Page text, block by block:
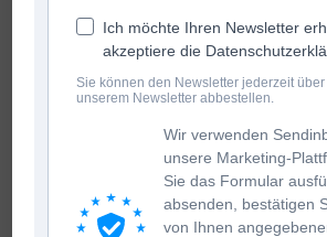
Ich möchte Ihren Newsletter
akzeptiere die
Sie können den Newsletter jederzeit
unserem Newsletter abbestellen.
Wir verwenden
unsere Marketing-
Sie das Formular
absenden, bestätigen
von Ihnen